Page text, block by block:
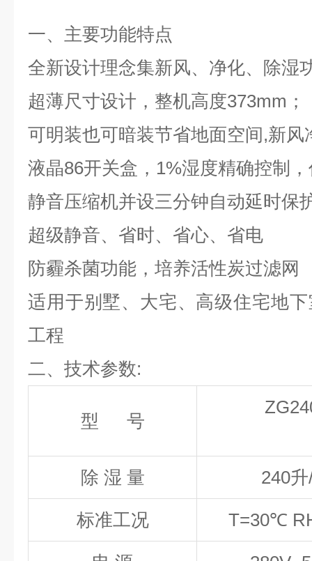
一、主要功能特点
全新设计理念集新风、净化、除湿
超薄尺寸设计，整机高度373mm；
可明装也可暗装节省地面空间,新风
液晶86开关盒，1%湿度精确控制
静音压缩机并设三分钟自动延时保
超级静音、省时、省心、省电
防霾杀菌功能，培养活性炭过滤网
适用于别墅、大宅、高级住宅地
工程
二、技术参数:
型 号
除 湿 量 240
标准工况 T=30℃